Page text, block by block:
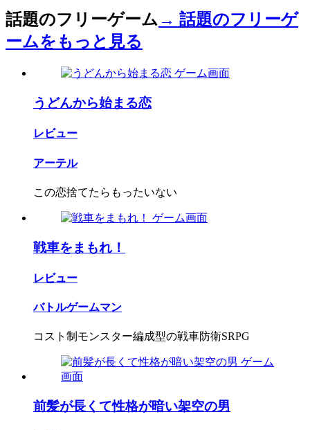
話題のフリーゲーム→ 話題のフリーゲ
ームをもっと見る
うどんから始まる恋
レビュー
アーテル
この恋捨てたらもったいない
戦車をまもれ！
レビュー
バトルゲームマン
コスト制モンスター編成型の戦車防衛SRPG
前髪が長くて性格が暗い架空の男